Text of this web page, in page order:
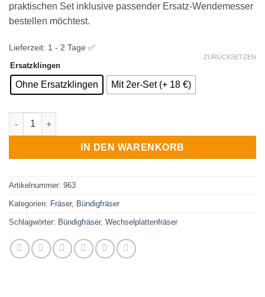
praktischen Set inklusive passender Ersatz-Wendemesser
bestellen möchtest.
Lieferzeit: 1 - 2 Tage ✅
Ersatzklingen
Ohne Ersatzklingen Mit 2er-Set (+ 18 €)
ZURÜCKSETZEN
Bündigfräser mit Kugellager am Schaft und Wendemesser ø 16
IN DEN WARENKORB
Artikelnummer: 963
Kategorien: Fräser, Bündigfräser
Schlagwörter: Bündigfräser, Wechselplattenfräser